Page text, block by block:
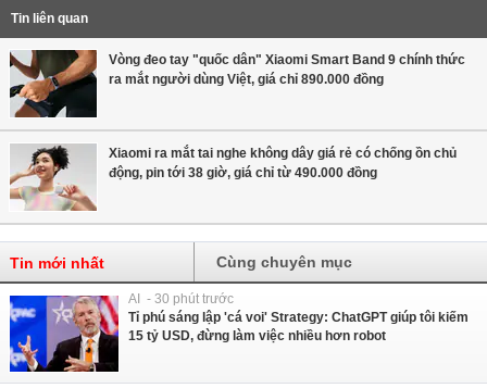
Tin liên quan
Vòng đeo tay "quốc dân" Xiaomi Smart Band 9 chính thức
ra mắt người dùng Việt, giá chỉ 890.000 đồng
Xiaomi ra mắt tai nghe không dây giá rẻ có chống ồn chủ
động, pin tới 38 giờ, giá chỉ từ 490.000 đồng
Tin mới nhất Cùng chuyên mục
AI - 30 phút trước
Tỉ phú sáng lập 'cá voi' Strategy: ChatGPT giúp tôi kiếm
15 tỷ USD, đừng làm việc nhiều hơn robot